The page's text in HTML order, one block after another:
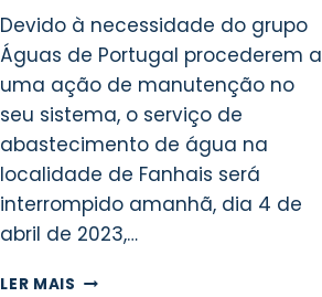
Devido à necessidade do grupo
Águas de Portugal procederem a
uma ação de manutenção no
seu sistema, o serviço de
abastecimento de água na
localidade de Fanhais será
interrompido amanhã, dia 4 de
abril de 2023,…
LER MAIS INTERRUPÇÃO